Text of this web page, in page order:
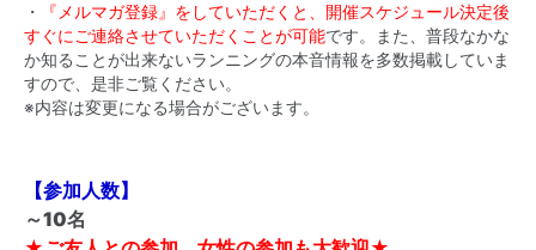
・
『メルマガ登録』をしていただくと、開催スケジュール決定後
すぐにご連絡させていただくことが可能です。また、普段なかな
か知ることが出来ないランニングの本音情報を多数掲載していま
すので、是非ご覧ください。
※内容は変更になる場合がございます。
【参加人数】
～10名